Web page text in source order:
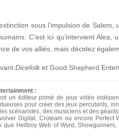
sous l’impulsion de
C’est ici qu’intervient
de vos alliés, mais décidez
Dicefolk et Good Shepherd
:
un éditeur primé de jeux vidéo
pour créer des jeux percutants,
scénaristes, des musiciens et des
Digital, Croteam ou encore
que Hellboy Web of Wyrd,